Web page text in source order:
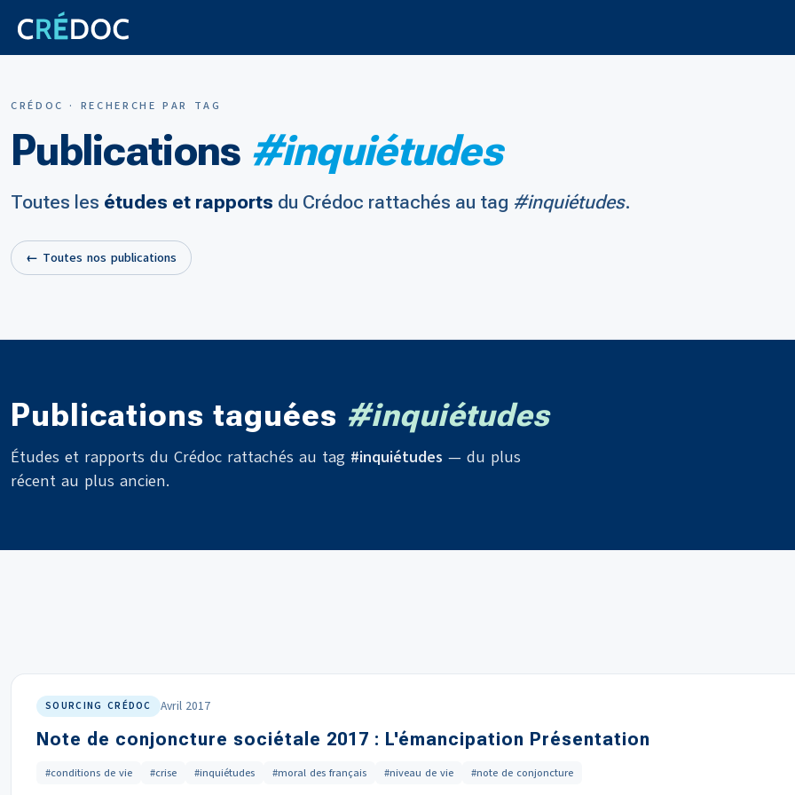
CRÉDOC · RECHERCHE PAR TAG
Publications #inquiétudes
Toutes les études et rapports du Crédoc rattachés au tag #inquiétudes.
← Toutes nos publications
Publications taguées #inquiétudes
Études et rapports du Crédoc rattachés au tag #inquiétudes — du plus
récent au plus ancien.
SOURCING CRÉDOC Avril 2017
Note de conjoncture sociétale 2017 : L'émancipation Présentation
#conditions de vie #crise #inquiétudes #moral des français #niveau de vie #note de conjoncture